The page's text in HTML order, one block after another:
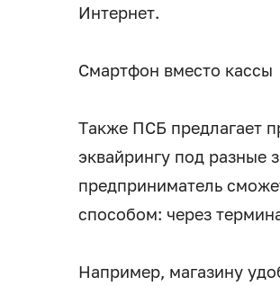
Интернет.
Смартфон вместо кассы
Также ПСБ предлагает
эквайрингу под разные
предприниматель
способом: через
Например, магазину